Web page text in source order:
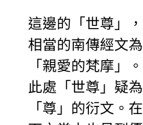
這邊的「世尊」，
相當的南傳經文為
「親愛的梵摩」。
此處「世尊」疑為
「尊」的衍文。在